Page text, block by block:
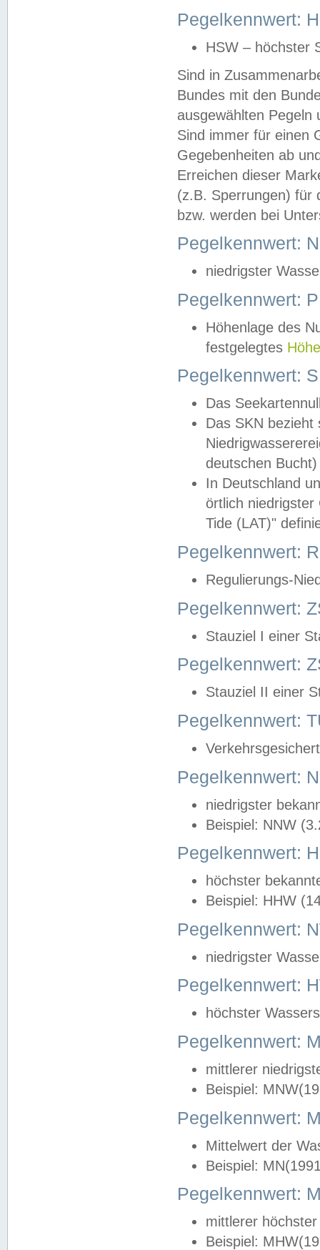
Pegelkennwert:
HSW – höchster
Sind in
Bundes mit den
ausgewählten
Sind immer für einen
Gegebenheiten ab
Erreichen dieser
(z.B. Sperrungen) für
bzw. werden bei
Pegelkennwert:
niedrigster
Pegelkennwert:
Höhenlage des
festgelegtes
Pegelkennwert:
Das
Das SKN
deutschen
In Deutschland
örtlich
Tide (LAT)"
Pegelkennwert:
Regulierungs-
Pegelkennwert:
Stauziel I einer
Pegelkennwert:
Stauziel II einer
Pegelkennwert:
Pegelkennwert:
niedrigster
Beispiel: NNW
Pegelkennwert:
höchster
Beispiel: HHW
Pegelkennwert:
niedrigster
Pegelkennwert:
höchster
Pegelkennwert:
mittlerer
Beispiel:
Pegelkennwert:
Mittelwert der
Beispiel:
Pegelkennwert:
mittlerer
Beispiel: